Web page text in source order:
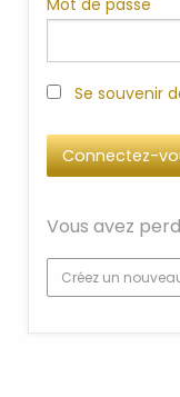
Mot de passe
Se souvenir
Vous avez
Créez un